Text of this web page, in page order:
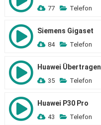
77 Telefon
Siemens Gigaset
84 Telefon
Huawei Übertragen
35 Telefon
Huawei P30 Pro
43 Telefon